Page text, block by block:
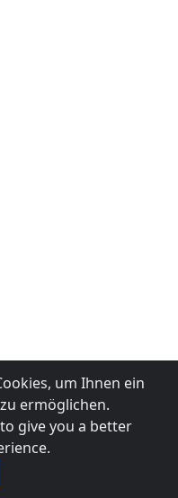
um Ihnen ein
ermöglichen.
give you a better